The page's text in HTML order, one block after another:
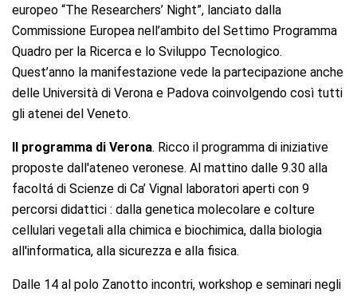
europeo “The Researchers’ Night”, lanciato dalla
Commissione Europea nell’ambito del Settimo Programma
Quadro per la Ricerca e lo Sviluppo Tecnologico.
Quest’anno la manifestazione vede la partecipazione anche
delle Università di Verona e Padova coinvolgendo così tutti
gli atenei del Veneto.
Il programma di Verona. Ricco il programma di iniziative
proposte dall'ateneo veronese. Al mattino dalle 9.30 alla
facoltá di Scienze di Ca’ Vignal laboratori aperti con 9
percorsi didattici : dalla genetica molecolare e colture
cellulari vegetali alla chimica e biochimica, dalla biologia
all'informatica, alla sicurezza e alla fisica.
Dalle 14 al polo Zanotto incontri, workshop e seminari negli